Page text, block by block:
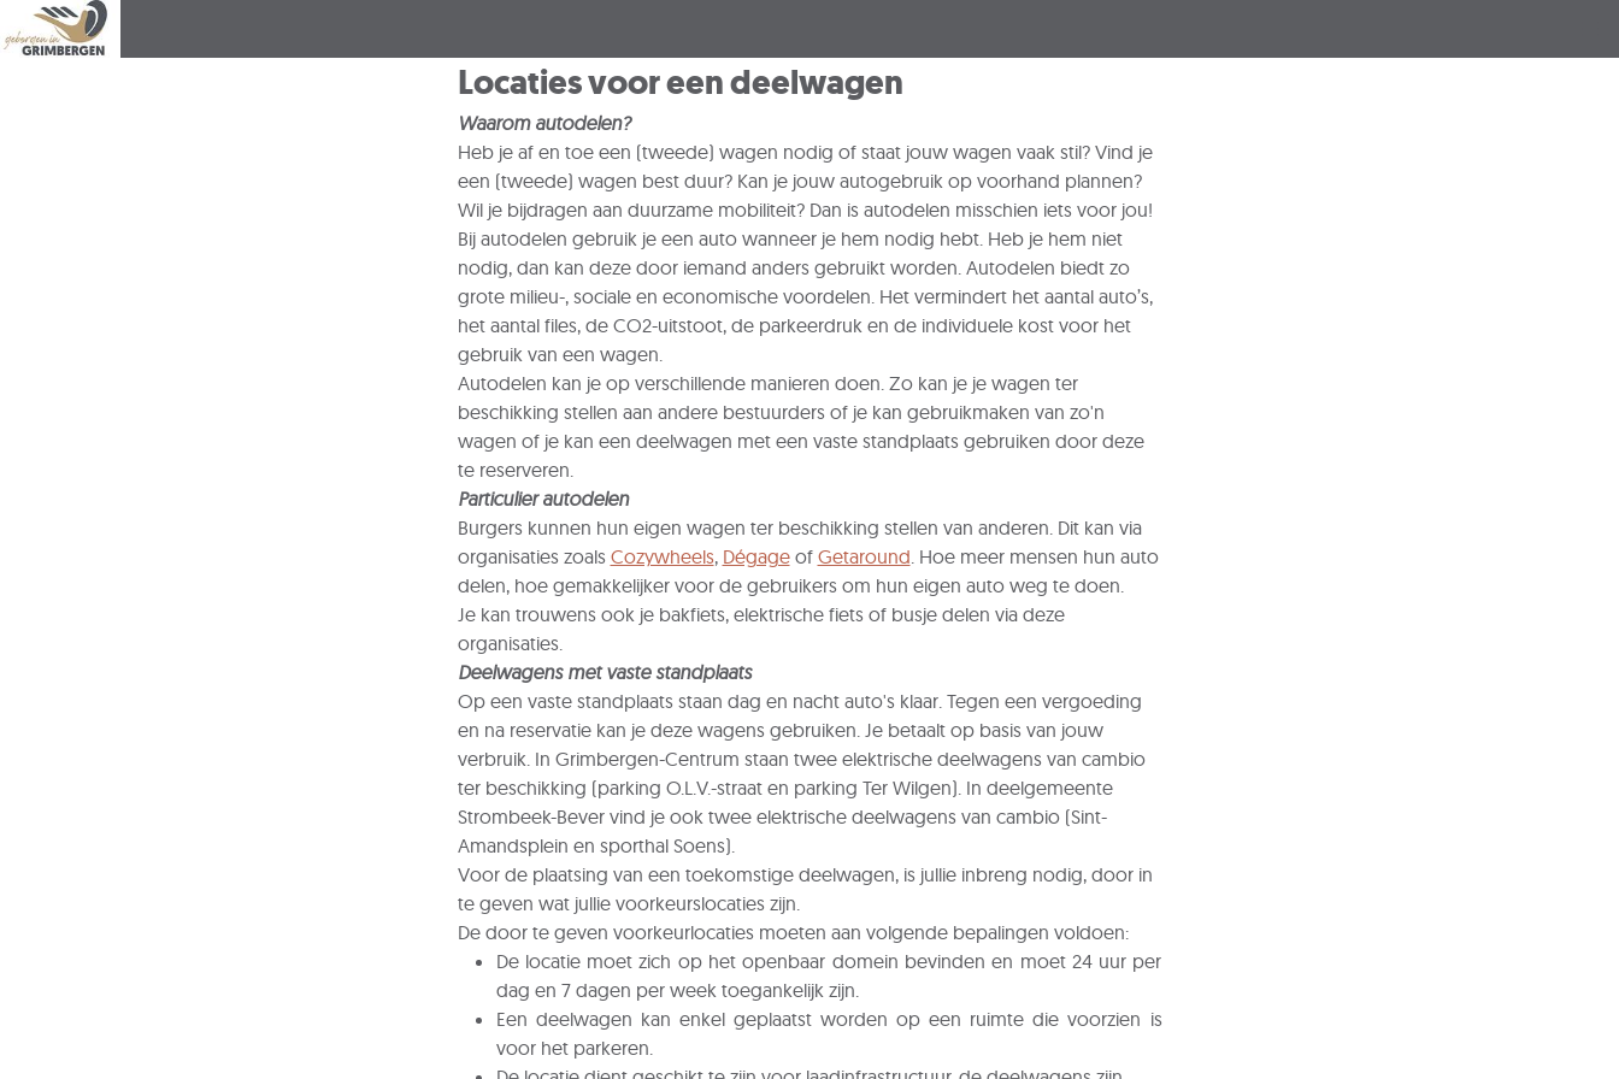
Locaties voor een deelwagen
Waarom autodelen?
Heb je af en toe een (tweede) wagen nodig of staat jouw wagen vaak stil? Vind je
een (tweede) wagen best duur? Kan je jouw autogebruik op voorhand plannen?
Wil je bijdragen aan duurzame mobiliteit? Dan is autodelen misschien iets voor jou!
Bij autodelen gebruik je een auto wanneer je hem nodig hebt. Heb je hem niet
nodig, dan kan deze door iemand anders gebruikt worden. Autodelen biedt zo
grote milieu-, sociale en economische voordelen. Het vermindert het aantal auto’s,
het aantal files, de CO2-uitstoot, de parkeerdruk en de individuele kost voor het
gebruik van een wagen.
Autodelen kan je op verschillende manieren doen. Zo kan je je wagen ter
beschikking stellen aan andere bestuurders of je kan gebruikmaken van zo'n
wagen of je kan een deelwagen met een vaste standplaats gebruiken door deze
te reserveren.
Particulier autodelen
Burgers kunnen hun eigen wagen ter beschikking stellen van anderen. Dit kan via
organisaties zoals Cozywheels, Dégageof Getaround. Hoe meer mensen hun auto
delen, hoe gemakkelijker voor de gebruikers om hun eigen auto weg te doen.
Je kan trouwens ook je bakfiets, elektrische fiets of busje delen via deze
organisaties.
Deelwagens met vaste standplaats
Op een vaste standplaats staan dag en nacht auto's klaar. Tegen een vergoeding
en na reservatie kan je deze wagens gebruiken. Je betaalt op basis van jouw
verbruik. In Grimbergen-Centrum staan twee elektrische deelwagens van cambio
ter beschikking (parking O.L.V.-straat en parking Ter Wilgen). In deelgemeente
Strombeek-Bever vind je ook twee elektrische deelwagens van cambio (Sint-
Amandsplein en sporthal Soens).
Voor de plaatsing van een toekomstige deelwagen, is jullie inbreng nodig, door in
te geven wat jullie voorkeurslocaties zijn.
De door te geven voorkeurlocaties moeten aan volgende bepalingen voldoen:
De locatie moet zich op het openbaar domein bevinden en moet 24 uur per
dag en 7 dagen per week toegankelijk zijn.
Een deelwagen kan enkel geplaatst worden op een ruimte die voorzien is
voor het parkeren.